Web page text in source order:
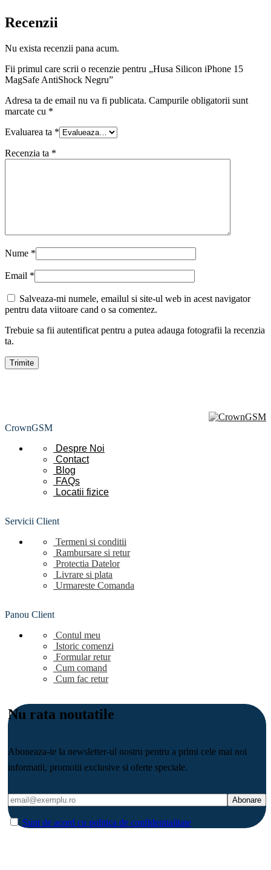
Recenzii
Nu exista recenzii pana acum.
Fii primul care scrii o recenzie pentru „Husa Silicon iPhone 15
MagSafe AntiShock Negru”
Adresa ta de email nu va fi publicata. Campurile obligatorii sunt
marcate cu *
Evaluarea ta *
Recenzia ta *
Nume *
Email *
Salveaza-mi numele, emailul si site-ul web in acest navigator
pentru data viitoare cand o sa comentez.
Trebuie sa fii autentificat pentru a putea adauga fotografii la recenzia
ta.
CrownGSM
Despre Noi
Contact
Blog
FAQs
Locatii fizice
Servicii Client
Termeni si conditii
Rambursare si retur
Protectia Datelor
Livrare si plata
Urmareste Comanda
Panou Client
Contul meu
Istoric comenzi
Formular retur
Cum comand
Cum fac retur
Nu rata noutatile
Aboneaza-te la newsletter-ul nostru pentru a primi cele mai noi
informatii, promotii exclusive si oferte speciale.
Sunt de acord cu politica de confidentialitate